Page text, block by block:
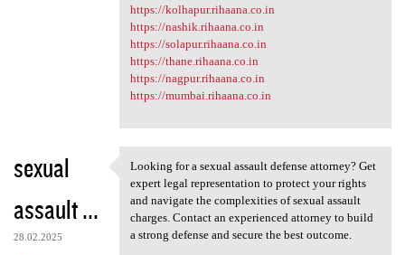
https://kolhapur.rihaana.co.in
https://nashik.rihaana.co.in
https://solapur.rihaana.co.in
https://thane.rihaana.co.in
https://nagpur.rihaana.co.in
https://mumbai.rihaana.co.in
sexual
assault ...
28.02.2025
Looking for a sexual assault
Looking for a sexual assault defense attorney? Get
expert legal representation to protect your rights
and navigate the complexities of sexual assault
charges. Contact an experienced attorney to build
a strong defense and secure the best outcome.